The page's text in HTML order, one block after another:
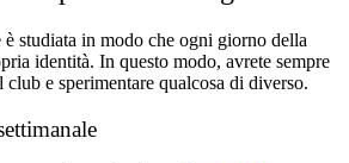
è studiata in modo che ogni giorno della
identità. In questo modo, avrete sempre
e sperimentare qualcosa di diverso.